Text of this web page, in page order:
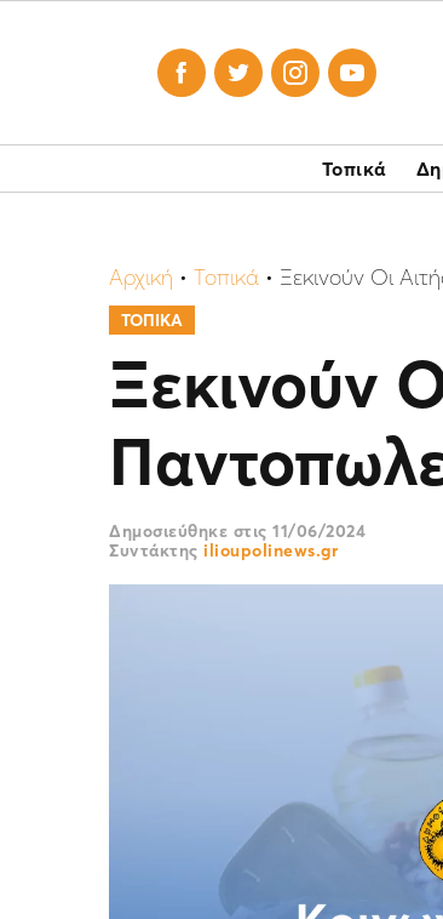
   
Τοπικά
Αρχική • Τοπικά • Ξεκινούν Οι
ΤΟΠΙΚΑ
Ξεκινούν
Δημοσιεύθηκε στις 11/06/2024
Συντάκτης ilioupolinews.gr